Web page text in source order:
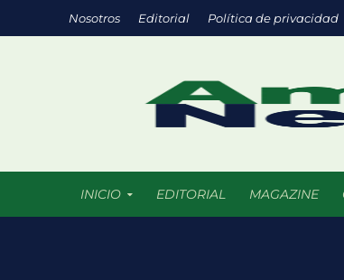
Nosotros Editorial Política de privacidad
INICIO EDITORIAL MAGAZINE